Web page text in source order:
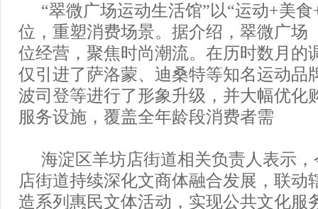
“翠微广场运动生活馆”以“运动+美
位，重塑消费场景。据介绍，翠微广场
位经营，聚焦时尚潮流。在历时数月的
仅引进了萨洛蒙、迪桑特等知名运动品
波司登等进行了形象升级，并大幅优化
服务设施，覆盖全年龄段消费者需
海淀区羊坊店街道相关负责人表示
店街道持续深化文商体融合发展，联动
造系列惠民文体活动，实现公共文化服